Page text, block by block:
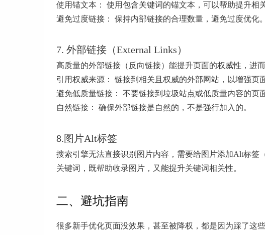
使用锚文本： 使用包含关键词的锚文本，可以帮助提升相
避免过度链接： 保持内部链接的合理数量，避免过度优化。
7. 外部链接（External Links）
高质量的外部链接（反向链接）能提升页面的权威性，进而
引用权威来源： 链接到相关且权威的外部网站，以增强页
避免低质量链接： 不要链接到垃圾站点或低质量内容的页面
自然链接： 确保外部链接是自然的，不是强行加入的。
8.图片Alt标签
搜索引擎无法直接识别图片内容，需要给图片添加Alt标
关键词，既帮助收录图片，又能提升关键词相关性。
二、避坑指南
很多新手优化页面没效果，甚至被降权，都是因为踩了这